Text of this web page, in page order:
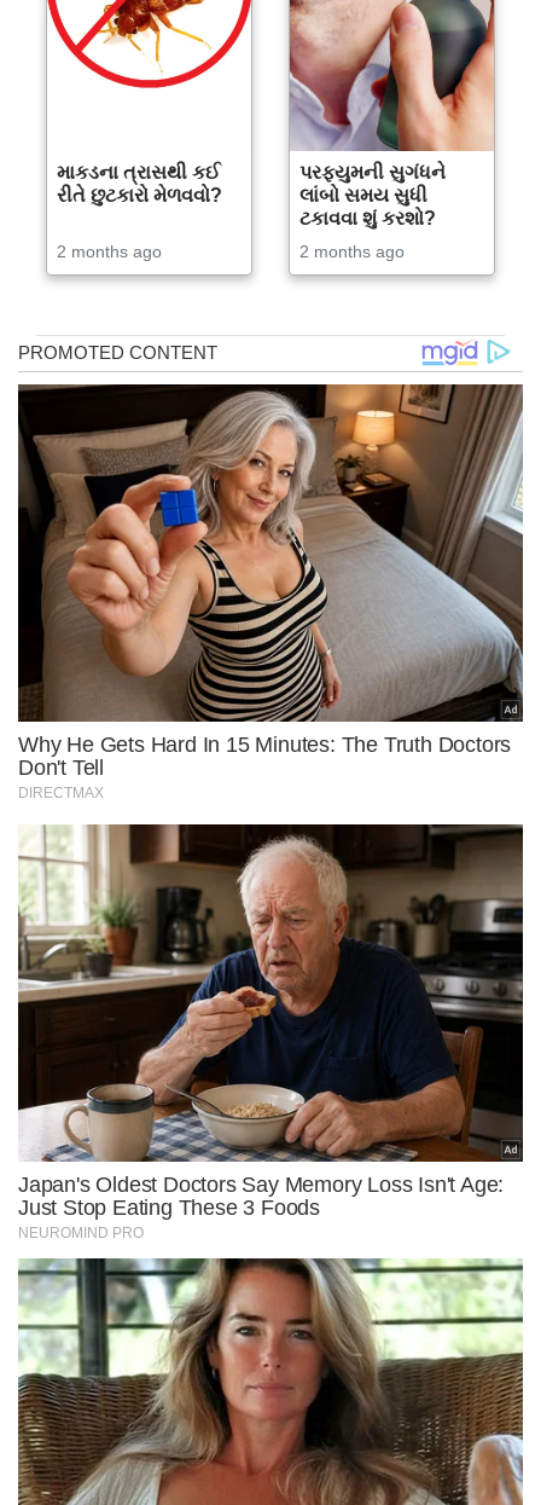
માકડના ત્રાસથી કઈ
રીતે છુટકારો મેળવવો?
2 months ago
પરફ્યુમની સુગંધને
લાંબો સમય સુધી
ટકાવવા શું કરશો?
2 months ago